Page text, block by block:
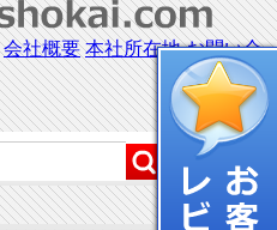
会社概要 本社所在地 お問い合